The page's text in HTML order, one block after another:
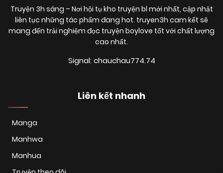
Truyện 3h sáng – Nơi hội tụ kho truyện bl mới nhất, cập nhật
liên tục những tác phẩm đang hot. truyen3h cam kết sẽ
mang đến trải nghiệm đọc truyện boylove tốt với chất lượng
cao nhất.
Signal: chauchau774.74
Liên kết nhanh
Manga
Manhwa
Manhua